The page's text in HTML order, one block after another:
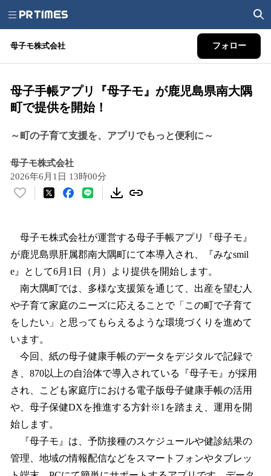
母子モ株式会社 フォロー
母子手帳アプリ『母子モ』が鹿児島県南大隅
町で提供を開始！
～町の子育て支援を、アプリでもっと便利に～
母子モ株式会社
2026年6月1日 13時00分
い
！
数
を
読
み
込
み
中
で
す
母子モ株式会社が運営する母子手帳アプリ『母子モ』
が鹿児島県肝属郡南大隅町にて本導入され、『みなsmil
e』として6月1日（月）より提供を開始します。
南大隅町では、多様な支援策を通じて、出産を望む人
や子育て家庭のニーズに応えることで「この町で子育て
をしたい」と思ってもらえるような環境づくりを進めて
います。
今回、紙の母子健康手帳のデータをデジタルで記録で
き、870以上の自治体で導入されている『母子モ』が採用
され、こども家庭庁における電子版母子健康手帳の活用
や、母子保健DXを推進する方針※1を踏まえ、運用を開
始します。
『母子モ』は、予防接種のスケジュールや健診結果の
管理、地域の情報配信などをスマートフォンやタブレッ